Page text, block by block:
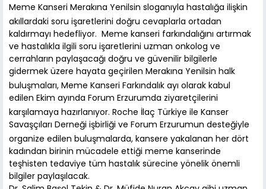
Meme Kanseri Merakına Yenilsin sloganıyla hastalığa ilişkin
akıllardaki soru işaretlerini doğru cevaplarla ortadan
kaldırmayı hedefliyor. Meme kanseri farkındalığını artırmak
ve hastalıkla ilgili soru işaretlerini uzman onkolog ve
cerrahların paylaşacağı doğru ve güvenilir bilgilerle
gidermek üzere hayata geçirilen Merakına Yenilsin halk
buluşmaları, Meme Kanseri Farkındalık ayı olarak kabul
edilen Ekim ayında Forum Erzurumda ziyaretçilerini
karşılamaya hazırlanıyor. Roche İlaç Türkiye ile Kanser
Savaşçıları Derneği işbirliği ve Forum Erzurumun desteğiyle
organize edilen buluşmalarda, kansere yakalanan her dört
kadından birinin mücadele ettiği meme kanserinde
teşhisten tedaviye tüm hastalık sürecine yönelik önemli
bilgiler paylaşılacak.